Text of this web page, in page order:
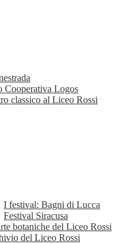
Cooperativa Logos
classico al Liceo Rossi
I festival: Bagni di Lucca
Festival Siracusa
botaniche del Liceo Rossi
del Liceo Rossi